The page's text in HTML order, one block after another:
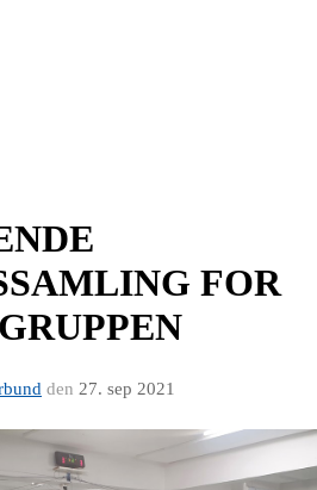
FOR
den 27. sep 2021